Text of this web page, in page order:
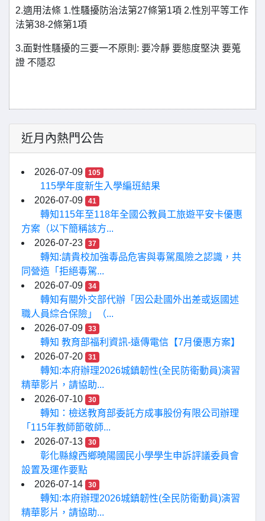
2.適用法條 1.性騷擾防治法第27條第1項 2.性別平等工作
法第38-2條第1項
3.面對性騷擾的三要一不原則: 要冷靜 要態度堅決 要蒐
證 不隱忍
近月內熱門公告
2026-07-09 105
115學年度新生入學編班結果
2026-07-09
41
轉知115年至118年全國公教員工旅遊平安卡優惠
方案（以下簡稱該方...
2026-07-23
37
轉知:請貴校加強毒品危害與毒駕風險之認識，共
同營造「拒絕毒駕...
2026-07-09
34
轉知有關外交部代辦「因公赴國外出差或返國述
職人員綜合保險」（...
2026-07-09
33
轉知 教育部福利資訊-遠傳電信【7月優惠方案】
2026-07-20
31
轉知:本府辦理2026城鎮韌性(全民防衛動員)演習
精華影片，請協助...
2026-07-10
30
轉知：檢送教育部委託方成事股份有限公司辦理
「115年教師節敬師...
2026-07-13
30
彰化縣線西鄉曉陽國民小學學生申訴評議委員會
設置及運作要點
2026-07-14
30
轉知:本府辦理2026城鎮韌性(全民防衛動員)演習
精華影片，請協助...